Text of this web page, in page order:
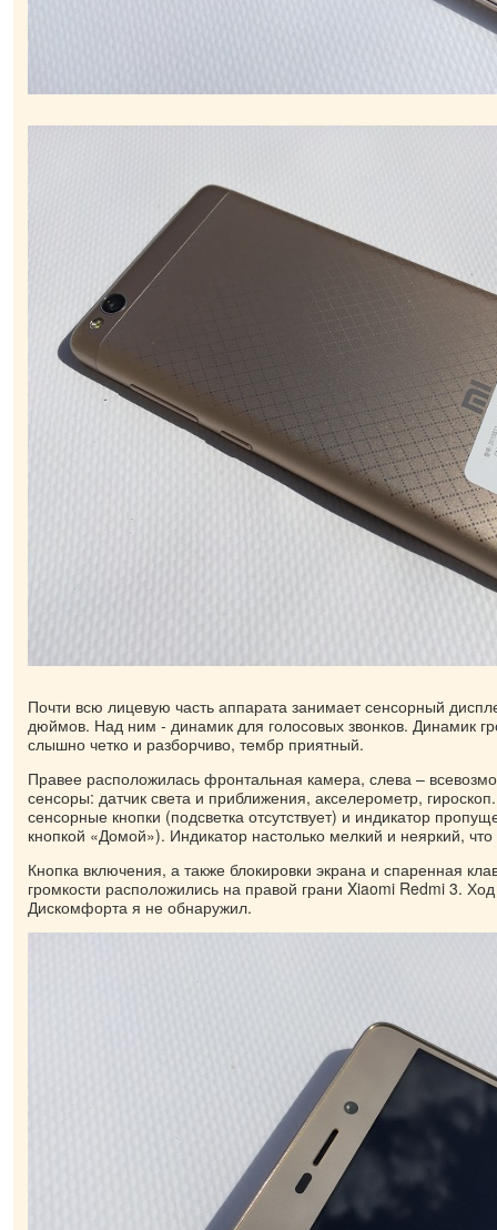
Почти всю лицевую часть аппарата занимает сенсорный
дюймов. Над ним - динамик для голосовых звонков. Динамик
слышно четко и разборчиво, тембр приятный.
Правее расположилась фронтальная камера, слева –
сенсоры: датчик света и приближения, акселерометр,
сенсорные кнопки (подсветка отсутствует) и индикатор
кнопкой «Домой»). Индикатор настолько мелкий и неяркий, что
Кнопка включения, а также блокировки экрана и спаренная
громкости расположились на правой грани Xiaomi Redmi 3. Ход
Дискомфорта я не обнаружил.